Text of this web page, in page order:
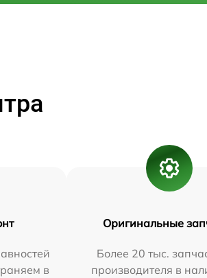
в
Оригинальные
Более 20 тыс.
производителя в